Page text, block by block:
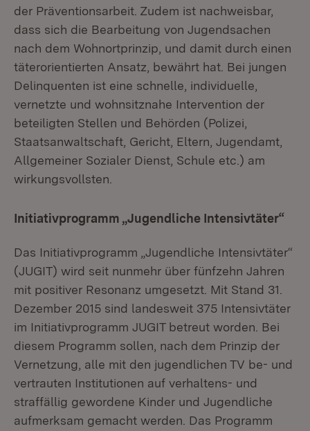
der Präventionsarbeit. Zudem ist nachweisbar,
dass sich die Bearbeitung von Jugendsachen
nach dem Wohnortprinzip, und damit durch einen
täterorientierten Ansatz, bewährt hat. Bei jungen
Delinquenten ist eine schnelle, individuelle,
vernetzte und wohnsitznahe Intervention der
beteiligten Stellen und Behörden (Polizei,
Staatsanwaltschaft, Gericht, Eltern, Jugendamt,
Allgemeiner Sozialer Dienst, Schule etc.) am
wirkungsvollsten.
Initiativprogramm „Jugendliche Intensivtäter“
Das Initiativprogramm „Jugendliche Intensivtäter“
(JUGIT) wird seit nunmehr über fünfzehn Jahren
mit positiver Resonanz umgesetzt. Mit Stand 31.
Dezember 2015 sind landesweit 375 Intensivtäter
im Initiativprogramm JUGIT betreut worden. Bei
diesem Programm sollen, nach dem Prinzip der
Vernetzung, alle mit den jugendlichen TV be- und
vertrauten Institutionen auf verhaltens- und
straffällig gewordene Kinder und Jugendliche
aufmerksam gemacht werden. Das Programm